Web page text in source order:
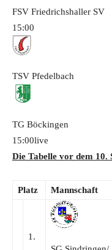
FSV Friedrichshaller SV
15:00
TSV Pfedelbach
TG Böckingen
15:00live
Die Tabelle vor dem
Platz Mannschaft
1.